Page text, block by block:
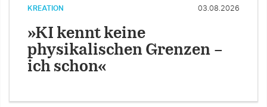
KREATION 03.08.2026
»KI kennt keine
physikalischen Grenzen –
ich schon«